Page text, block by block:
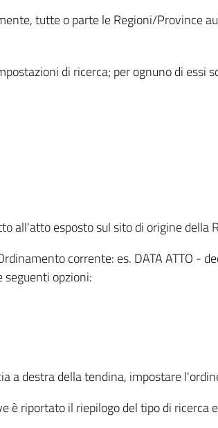
tutte o parte le Regioni/Province
di ricerca; per ognuno di essi
all'atto esposto sul sito di origine della
corrente: es. DATA ATTO -
opzioni:
a destra della tendina, impostare
è riportato il riepilogo del tipo di ricerca